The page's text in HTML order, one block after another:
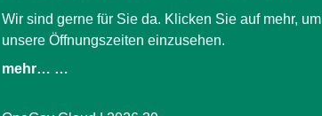
Wir sind gerne für Sie da. Klicken Sie auf mehr, um
unsere Öffnungszeiten einzusehen.
mehr… …